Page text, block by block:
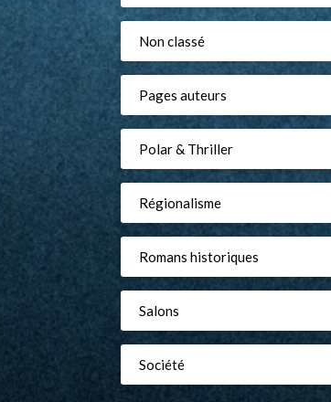
Non classé
Pages auteurs
Polar & Thriller
Régionalisme
Romans historiques
Salons
Société